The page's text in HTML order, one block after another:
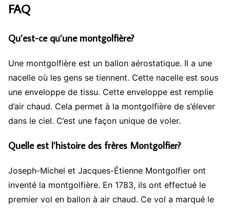
FAQ
Qu’est-ce qu’une montgolfière?
Une montgolfière est un ballon aérostatique. Il a une
nacelle où les gens se tiennent. Cette nacelle est sous
une enveloppe de tissu. Cette enveloppe est remplie
d’air chaud. Cela permet à la montgolfière de s’élever
dans le ciel. C’est une façon unique de voler.
Quelle est l’histoire des frères Montgolfier?
Joseph-Michel et Jacques-Étienne Montgolfier ont
inventé la montgolfière. En 1783, ils ont effectué le
premier vol en ballon à air chaud. Ce vol a marqué le